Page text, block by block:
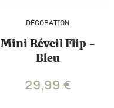
DÉCORATION
Mini Réveil Flip -
Bleu
29,99€